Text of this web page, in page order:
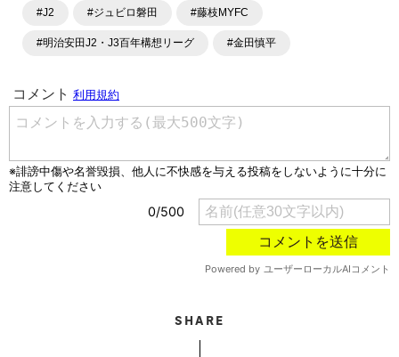
#J2 #ジュビロ磐田 #藤枝MYFC
#明治安田J2・J3百年構想リーグ #金田慎平
SHARE